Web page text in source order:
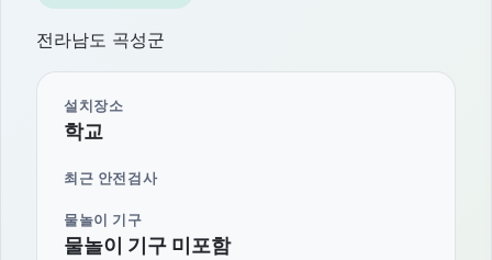
전라남도 곡성군
설치장소
학교
최근 안전검사
물놀이 기구
물놀이 기구 미포함